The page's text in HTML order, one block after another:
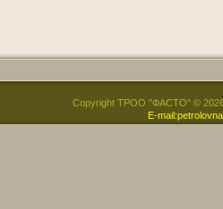
Copyright ТРОО "ФАСТО" ©
Е-